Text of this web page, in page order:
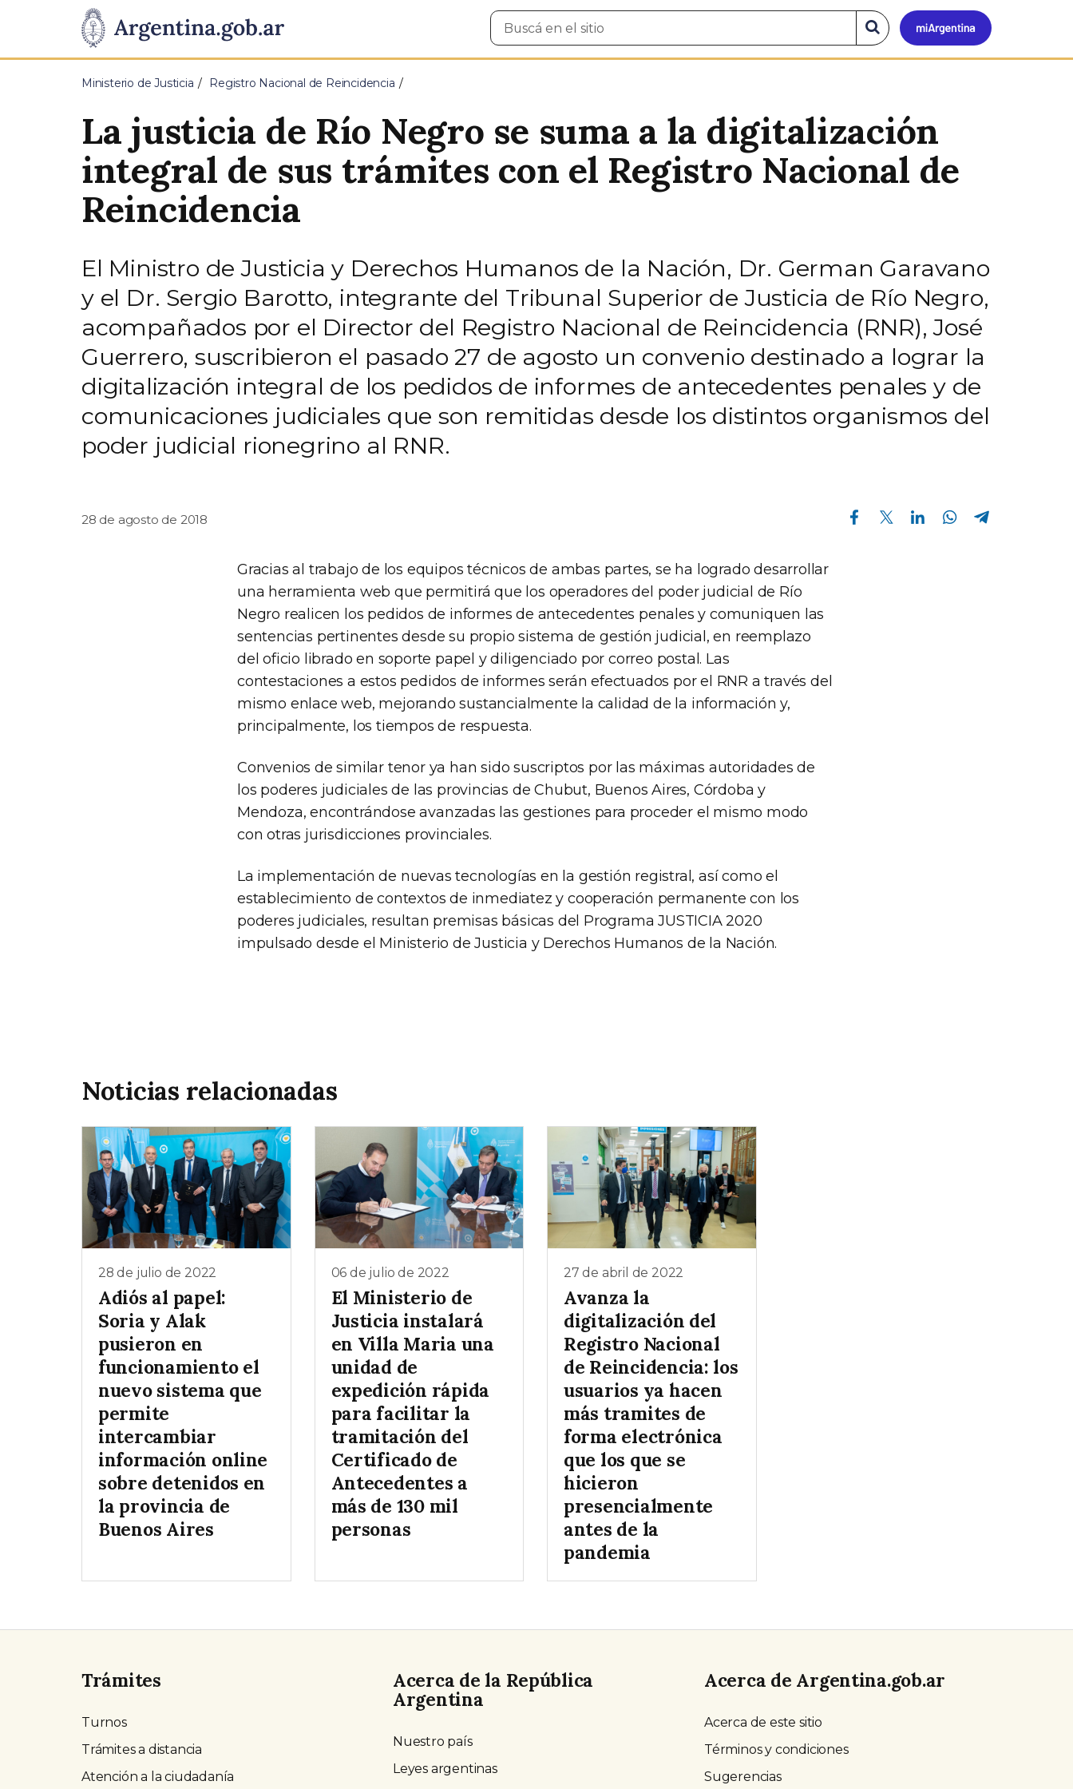
Presidencia
de
Pasar al contenido principal
Mi
Buscar
en
Buscar
en
el
Ministerio de Justicia Registro Nacional de Reincidencia
La justicia de Río Negro se suma a la digitalización
integral de sus trámites con el Registro Nacional de
Reincidencia
El Ministro de Justicia y Derechos Humanos de la Nación, Dr. German Garavano
y el Dr. Sergio Barotto, integrante del Tribunal Superior de Justicia de Río Negro,
acompañados por el Director del Registro Nacional de Reincidencia (RNR), José
Guerrero, suscribieron el pasado 27 de agosto un convenio destinado a lograr la
digitalización integral de los pedidos de informes de antecedentes penales y de
comunicaciones judiciales que son remitidas desde los distintos organismos del
poder judicial rionegrino al RNR.
28 de agosto de 2018
Compartir en Facebook Compartir en Twitter Compartir en Linkedin Compartir en Whatsapp
Gracias al trabajo de los equipos técnicos de ambas partes, se ha logrado desarrollar
una herramienta web que permitirá que los operadores del poder judicial de Río
Negro realicen los pedidos de informes de antecedentes penales y comuniquen las
sentencias pertinentes desde su propio sistema de gestión judicial, en reemplazo
del oficio librado en soporte papel y diligenciado por correo postal. Las
contestaciones a estos pedidos de informes serán efectuados por el RNR a través del
mismo enlace web, mejorando sustancialmente la calidad de la información y,
principalmente, los tiempos de respuesta.
Convenios de similar tenor ya han sido suscriptos por las máximas autoridades de
los poderes judiciales de las provincias de Chubut, Buenos Aires, Córdoba y
Mendoza, encontrándose avanzadas las gestiones para proceder el mismo modo
con otras jurisdicciones provinciales.
La implementación de nuevas tecnologías en la gestión registral, así como el
establecimiento de contextos de inmediatez y cooperación permanente con los
poderes judiciales, resultan premisas básicas del Programa JUSTICIA 2020
impulsado desde el Ministerio de Justicia y Derechos Humanos de la Nación.
Noticias relacionadas
28 de julio de 2022
Adiós al papel:
Soria y Alak
pusieron en
funcionamiento el
nuevo sistema que
permite
intercambiar
información online
sobre detenidos en
la provincia de
Buenos Aires
06 de julio de 2022
El Ministerio de
Justicia instalará
en Villa Maria una
unidad de
expedición rápida
para facilitar la
tramitación del
Certificado de
Antecedentes a
más de 130 mil
personas
27 de abril de 2022
Avanza la
digitalización del
Registro Nacional
de Reincidencia: los
usuarios ya hacen
más tramites de
forma electrónica
que los que se
hicieron
presencialmente
antes de la
pandemia
Trámites
Turnos
Trámites a distancia
Atención a la ciudadanía
Acerca de la República
Argentina
Nuestro país
Leyes argentinas
Acerca de Argentina.gob.ar
Acerca de este sitio
Términos y condiciones
Sugerencias